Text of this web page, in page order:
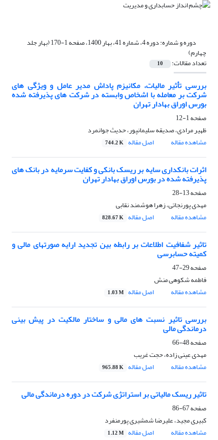
دوره و شماره: دوره 4، شماره 41، بهار 1400، صفحه 1-170 (بهار جلد
چهارم)
تعداد مقالات: 10
بررسی تأثیر مالیات، مکانیزم پاداش مدیر عامل و ویژگی های
شرکت بر معامله با اشخاص وابسته در شرکت های پذیرفته شده
بورس اوراق بهادار تهران
صفحه1-12
ظهیر مرادی، صدیقه سلیمانپور، حدیث جوانمرد
مشاهده مقاله
اصل مقاله 744.2 K
اثرات بانکداری سایه بر ریسک بانکی و کفایت سرمایه در بانک های
پذیرفته شده در بورس اوراق بهادار تهران
صفحه13-28
مهدی پورنجاتی، زهرا هوشمند نقابی
مشاهده مقاله
اصل مقاله 828.67 K
تاثیر شفافیت اطلاعات بر رابطه بین تجدید ارایه صورتهای مالی و
کمیته حسابرسی
صفحه29-47
فاطمه شکوهی منش
مشاهده مقاله
اصل مقاله 1.03 M
بررسی تاثیر نسبت های مالی و ساختار مالکیت در پیش بینی
درماندگی مالی
صفحه48-66
مهدی عینی زاده، حجت غریب
مشاهده مقاله
اصل مقاله 965.88 K
تاثیر ریسک مالیاتی بر استراتژی شرکت در دوره درماندگی مالی
صفحه67-86
کبیری مجید، علیرضا شمشیری پورمنفرد
مشاهده مقاله
اصل مقاله 1.12 M